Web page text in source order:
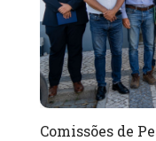
Comissões de